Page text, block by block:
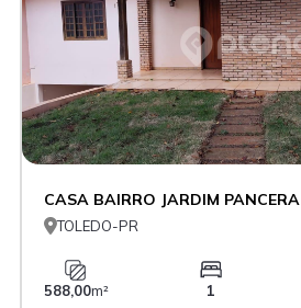
CASA BAIRRO JARDIM PANCERA
TOLEDO-PR
588,00m² 1